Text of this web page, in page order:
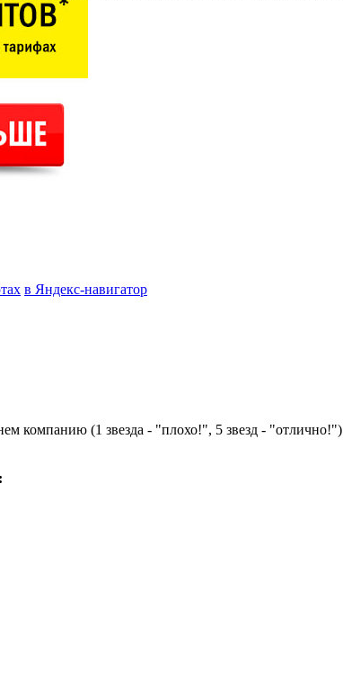
в Яндекс-навигатор
компанию (1 звезда - "плохо!", 5 звезд - "отлично!")